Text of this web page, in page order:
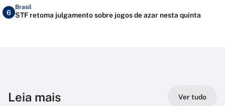
6
Brasil
STF retoma julgamento sobre jogos de azar nesta quinta
Leia mais Ver tudo